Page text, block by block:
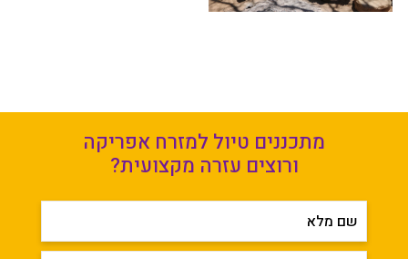
מתכננים טיול למזרח אפריקה
ורוצים עזרה מקצועית?
שם מלא